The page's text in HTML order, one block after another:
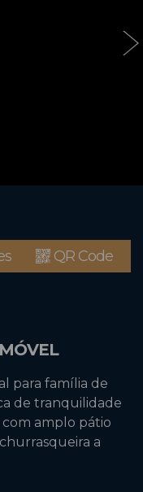
›
QR Code
para família de
de tranquilidade
com amplo pátio
a